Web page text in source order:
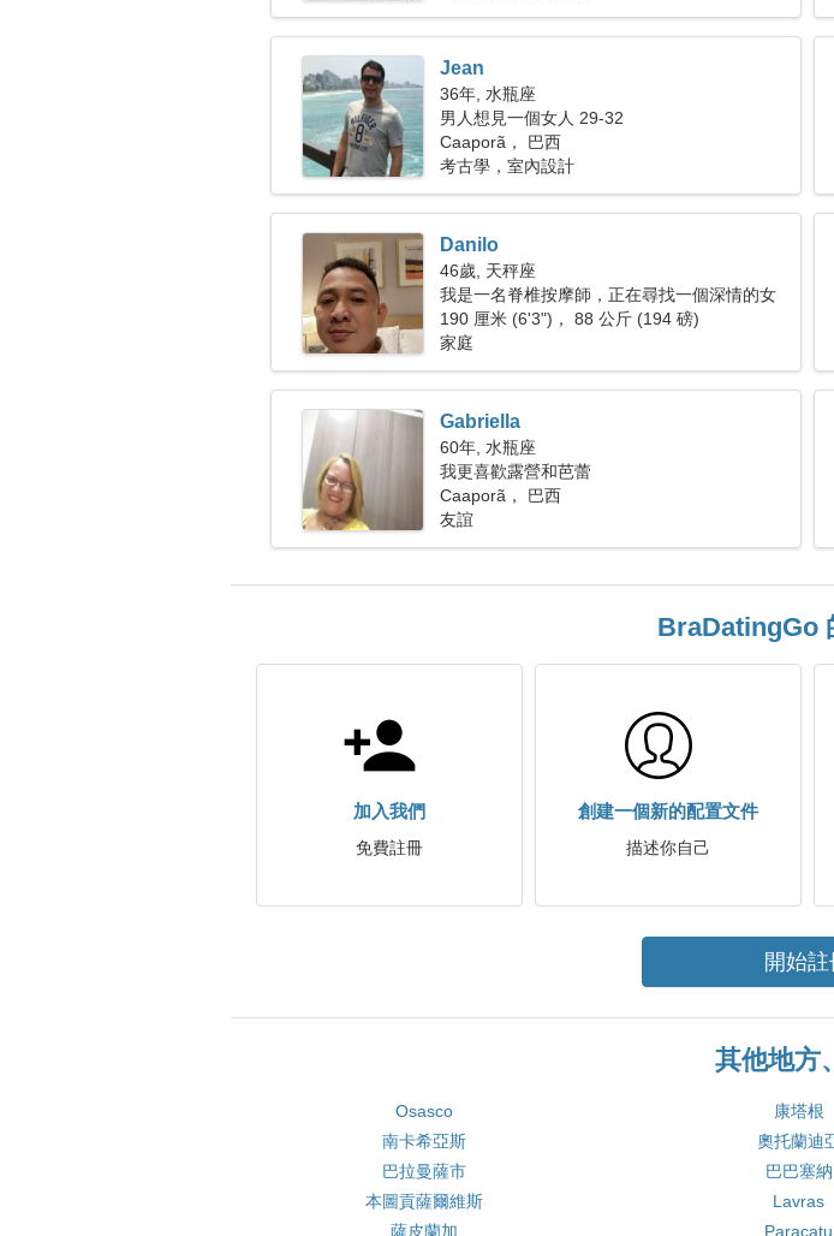
Jean
36年, 水瓶座
男人想見一個女人 29-32
Caaporã， 巴西
考古學，室內設計
Danilo
46歲, 天秤座
我是一名脊椎按摩師，正在尋找一個深情的女
人
190 厘米 (6'3")， 88 公斤 (194 磅)
家庭
Gabriella
60年, 水瓶座
我更喜歡露營和芭蕾
Caaporã， 巴西
友誼
BraDatingGo
加入我們
免費註冊
創建一個新的配置文件
描述你自己
開始註
其他地方
Osasco 康塔根
南卡希亞斯
奧托蘭迪
巴拉曼薩市
巴巴塞納
本圖貢薩爾維斯
Lavras
薩皮蘭加
Paracatu